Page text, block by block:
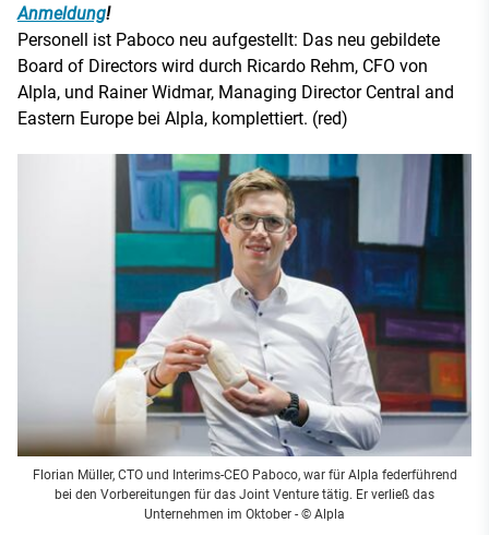
Anmeldung!
Personell ist Paboco neu aufgestellt: Das neu gebildete
Board of Directors wird durch Ricardo Rehm, CFO von
Alpla, und Rainer Widmar, Managing Director Central and
Eastern Europe bei Alpla, komplettiert. (red)
Florian Müller, CTO und Interims-CEO Paboco, war für Alpla federführend
bei den Vorbereitungen für das Joint Venture tätig. Er verließ das
Unternehmen im Oktober - © Alpla